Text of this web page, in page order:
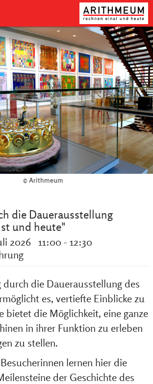
© Arithmeum
die Dauerausstellung
und heute"
2026 11:00 - 12:30
durch die Dauerausstellung des
es, vertiefte Einblicke zu
bietet die Möglichkeit, eine ganze
in ihrer Funktion zu erleben
zu stellen.
lernen hier die
der Geschichte des